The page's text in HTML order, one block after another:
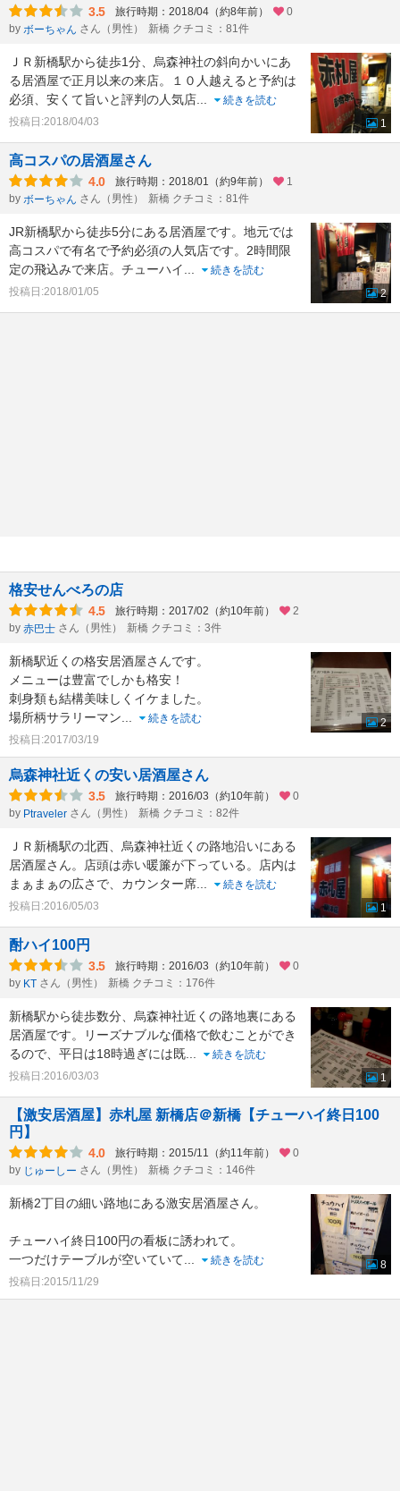
3.5 旅行時期：2018/04（約8年前）
0
by ボーちゃん さん（男性） 新橋 クチコミ：81件
ＪＲ新橋駅から徒歩1分、烏森神社の斜向かいにあ
る居酒屋で正月以来の来店。１０人越えると予約は
必須、安くて旨いと評判の人気店...
続きを読む
投稿日:2018/04/03
1
高コスパの居酒屋さん
4.0 旅行時期：2018/01（約9年前）
1
by ボーちゃん さん（男性） 新橋 クチコミ：81件
JR新橋駅から徒歩5分にある居酒屋です。地元では
高コスパで有名で予約必須の人気店です。2時間限
定の飛込みで来店。チューハイ...
続きを読む
投稿日:2018/01/05
2
格安せんべろの店
4.5 旅行時期：2017/02（約10年前）
2
by 赤巴士 さん（男性） 新橋 クチコミ：3件
新橋駅近くの格安居酒屋さんです。
メニューは豊富でしかも格安！
刺身類も結構美味しくイケました。
場所柄サラリーマン...
続きを読む
投稿日:2017/03/19
2
烏森神社近くの安い居酒屋さん
3.5 旅行時期：2016/03（約10年前）
0
by Ptraveler さん（男性） 新橋 クチコミ：82件
ＪＲ新橋駅の北西、烏森神社近くの路地沿いにある
居酒屋さん。店頭は赤い暖簾が下っている。店内は
まぁまぁの広さで、カウンター席...
続きを読む
投稿日:2016/05/03
1
酎ハイ100円
3.5 旅行時期：2016/03（約10年前）
0
by KT さん（男性） 新橋 クチコミ：176件
新橋駅から徒歩数分、烏森神社近くの路地裏にある
居酒屋です。リーズナブルな価格で飲むことができ
るので、平日は18時過ぎには既...
続きを読む
投稿日:2016/03/03
1
【激安居酒屋】赤札屋 新橋店＠新橋【チューハイ終日100
円】
4.0 旅行時期：2015/11（約11年前）
0
by じゅーしー さん（男性） 新橋 クチコミ：146件
新橋2丁目の細い路地にある激安居酒屋さん。
チューハイ終日100円の看板に誘われて。
一つだけテーブルが空いていて...
続きを読む
投稿日:2015/11/29
8